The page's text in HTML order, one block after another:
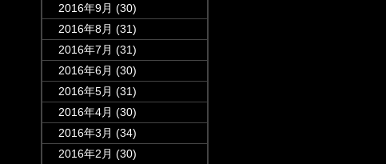
2016年9月 (30)
2016年8月 (31)
2016年7月 (31)
2016年6月 (30)
2016年5月 (31)
2016年4月 (30)
2016年3月 (34)
2016年2月 (30)